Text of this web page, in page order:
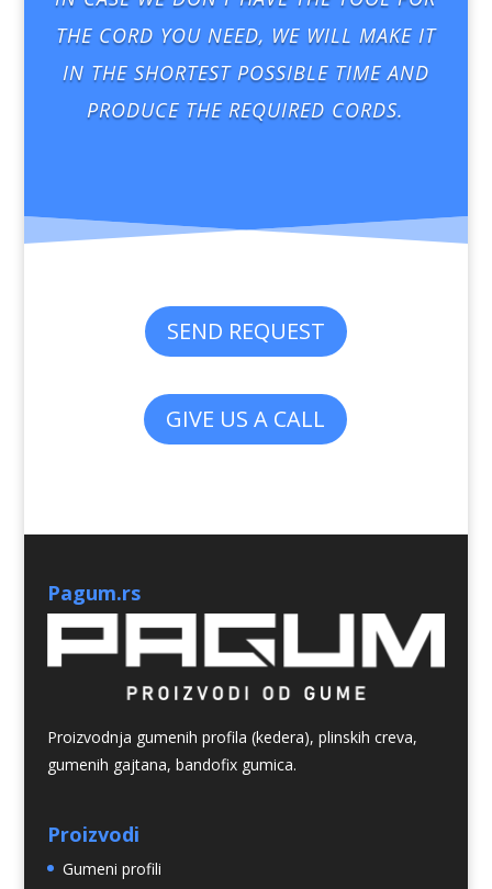
THE CORD YOU NEED, WE WILL MAKE IT
IN THE SHORTEST POSSIBLE TIME AND
PRODUCE THE REQUIRED CORDS.
SEND REQUEST
GIVE US A CALL
Pagum.rs
Proizvodnja gumenih profila (kedera), plinskih creva,
gumenih gajtana, bandofix gumica.
Proizvodi
Gumeni profili